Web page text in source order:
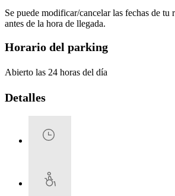
Se puede modificar/cancelar las fechas de tu
antes de la hora de llegada.
Horario del parking
Abierto las 24 horas del día
Detalles